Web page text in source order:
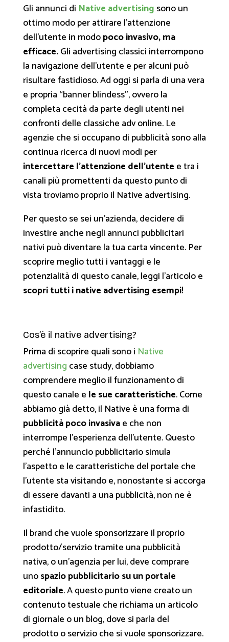
Gli annunci di Native advertising sono un
ottimo modo per attirare l’attenzione
dell’utente in modopoco invasivo, ma
efficace.Gli advertising classici interrompono
la navigazione dell’utente e per alcuni può
risultare fastidioso. Ad oggi si parla di una vera
e propria “banner blindess”, ovvero la
completa cecità da parte degli utenti nei
confronti delle classiche adv online. Le
agenzie che si occupano di pubblicità sono alla
continua ricerca di nuovi modi per
intercettare l’attenzione dell’utente e tra i
canali più promettenti da questo punto di
vista troviamo proprio il Native advertising.
Per questo se sei un’azienda, decidere di
investire anche negli annunci pubblicitari
nativi può diventare la tua carta vincente. Per
scoprire meglio tutti i vantaggi e le
potenzialità di questo canale, leggi l’articolo e
scopri tutti i native advertising esempi!
Cos’è il native advertising?
Prima di scoprire quali sono i Native
advertising case study, dobbiamo
comprendere meglio il funzionamento di
questo canale e le sue caratteristiche. Come
abbiamo già detto, il Native è una forma di
pubblicità poco invasivae che non
interrompe l’esperienza dell’utente. Questo
perché l’annuncio pubblicitario simula
l’aspetto e le caratteristiche del portale che
l’utente sta visitando e, nonostante si accorga
di essere davanti a una pubblicità, non ne è
infastidito.
Il brand che vuole sponsorizzare il proprio
prodotto/servizio tramite una pubblicità
nativa, o un’agenzia per lui, deve comprare
unospazio pubblicitario su un portale
editoriale. A questo punto viene creato un
contenuto testuale che richiama un articolo
di giornale o un blog, dove si parla del
prodotto o servizio che si vuole sponsorizzare.